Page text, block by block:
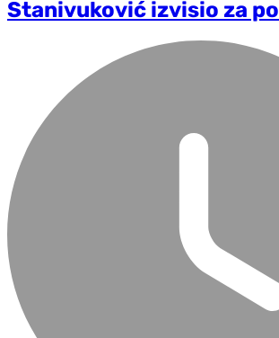
Stanivuković izvisio za